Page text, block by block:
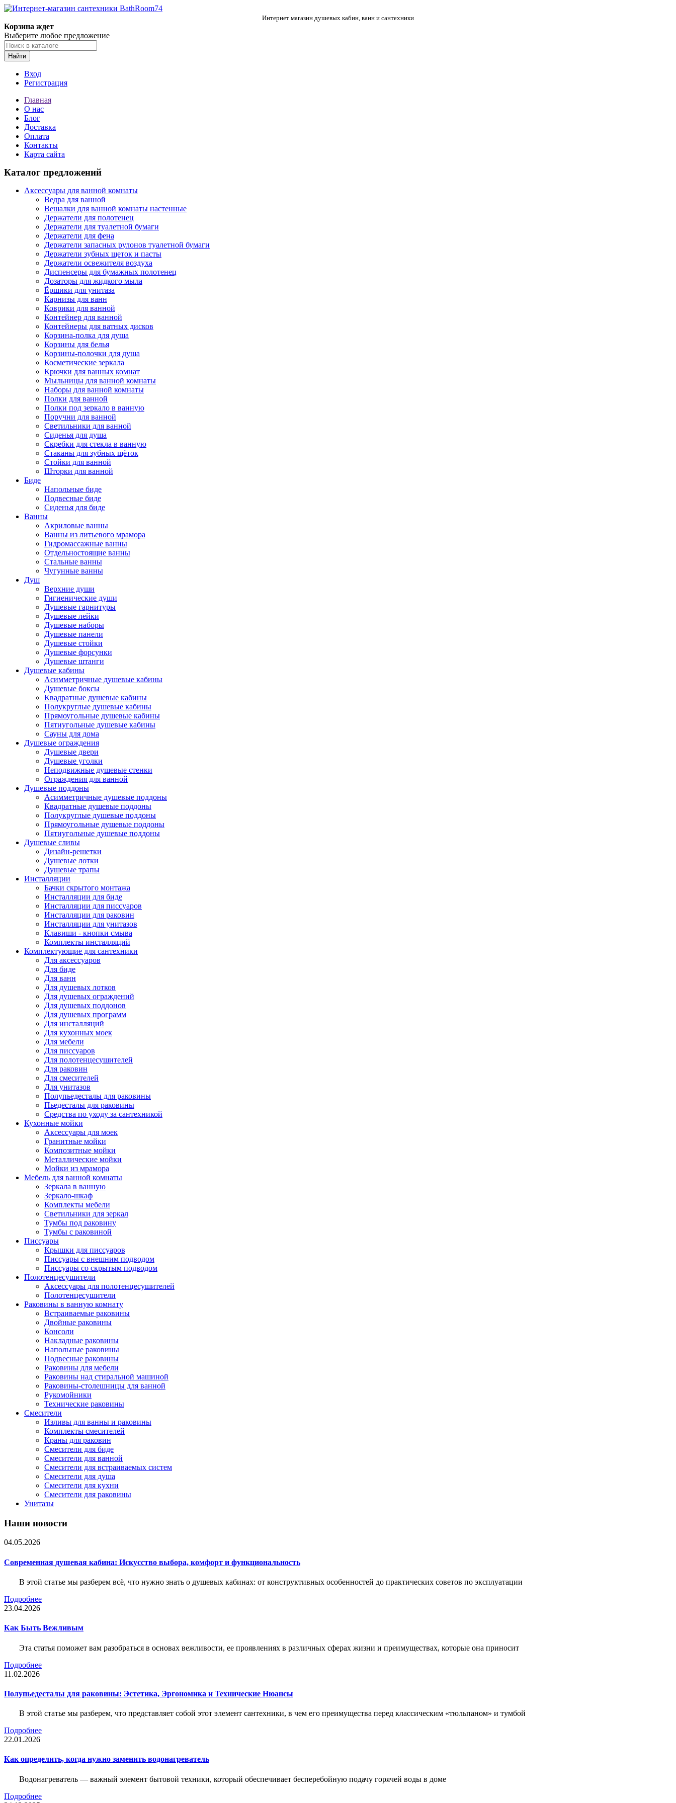
Интернет магазин душевых кабин, ванн и сантехники
Корзина ждет
Выберите любое предложение
Найти
Вход
Регистрация
Главная
О нас
Блог
Доставка
Оплата
Контакты
Карта сайта
Каталог предложений
Аксессуары для ванной комнаты
Ведра для ванной
Вешалки для ванной комнаты настенные
Держатели для полотенец
Держатели для туалетной бумаги
Держатели для фена
Держатели запасных рулонов туалетной бумаги
Держатели зубных щеток и пасты
Держатели освежителя воздуха
Диспенсеры для бумажных полотенец
Дозаторы для жидкого мыла
Ёршики для унитаза
Карнизы для ванн
Коврики для ванной
Контейнер для ванной
Контейнеры для ватных дисков
Корзина-полка для душа
Корзины для белья
Корзины-полочки для душа
Косметические зеркала
Крючки для ванных комнат
Мыльницы для ванной комнаты
Наборы для ванной комнаты
Полки для ванной
Полки под зеркало в ванную
Поручни для ванной
Светильники для ванной
Сиденья для душа
Скребки для стекла в ванную
Стаканы для зубных щёток
Стойки для ванной
Шторки для ванной
Биде
Напольные биде
Подвесные биде
Сиденья для биде
Ванны
Акриловые ванны
Ванны из литьевого мрамора
Гидромассажные ванны
Отдельностоящие ванны
Стальные ванны
Чугунные ванны
Душ
Верхние души
Гигиенические души
Душевые гарнитуры
Душевые лейки
Душевые наборы
Душевые панели
Душевые стойки
Душевые форсунки
Душевые штанги
Душевые кабины
Асимметричные душевые кабины
Душевые боксы
Квадратные душевые кабины
Полукруглые душевые кабины
Прямоугольные душевые кабины
Пятиугольные душевые кабины
Сауны для дома
Душевые ограждения
Душевые двери
Душевые уголки
Неподвижные душевые стенки
Ограждения для ванной
Душевые поддоны
Асимметричные душевые поддоны
Квадратные душевые поддоны
Полукруглые душевые поддоны
Прямоугольные душевые поддоны
Пятиугольные душевые поддоны
Душевые сливы
Дизайн-решетки
Душевые лотки
Душевые трапы
Инсталляции
Бачки скрытого монтажа
Инсталляции для биде
Инсталляции для писсуаров
Инсталляции для раковин
Инсталляции для унитазов
Клавиши - кнопки смыва
Комплекты инсталляций
Комплектующие для сантехники
Для аксессуаров
Для биде
Для ванн
Для душевых лотков
Для душевых ограждений
Для душевых поддонов
Для душевых программ
Для инсталляций
Для кухонных моек
Для мебели
Для писсуаров
Для полотенцесушителей
Для раковин
Для смесителей
Для унитазов
Полупьедесталы для раковины
Пьедесталы для раковины
Средства по уходу за сантехникой
Кухонные мойки
Аксессуары для моек
Гранитные мойки
Композитные мойки
Металлические мойки
Мойки из мрамора
Мебель для ванной комнаты
Зеркала в ванную
Зеркало-шкаф
Комплекты мебели
Светильники для зеркал
Тумбы под раковину
Тумбы с раковиной
Писсуары
Крышки для писсуаров
Писсуары с внешним подводом
Писсуары со скрытым подводом
Полотенцесушители
Аксессуары для полотенцесушителей
Полотенцесушители
Раковины в ванную комнату
Встраиваемые раковины
Двойные раковины
Консоли
Накладные раковины
Напольные раковины
Подвесные раковины
Раковины для мебели
Раковины над стиральной машиной
Раковины-столешницы для ванной
Рукомойники
Технические раковины
Смесители
Изливы для ванны и раковины
Комплекты смесителей
Краны для раковин
Смесители для биде
Смесители для ванной
Смесители для встраиваемых систем
Смесители для душа
Смесители для кухни
Смесители для раковины
Унитазы
Наши новости
04.05.2026
Современная душевая кабина: Искусство выбора, комфорт и функциональность
В этой статье мы разберем всё, что нужно знать о душевых кабинах: от конструктивных особенностей до практических советов по эксплуатации
Подробнее
23.04.2026
Как Быть Вежливым
Эта статья поможет вам разобраться в основах вежливости, ее проявлениях в различных сферах жизни и преимуществах, которые она приносит
Подробнее
11.02.2026
Полупьедесталы для раковины: Эстетика, Эргономика и Технические Нюансы
В этой статье мы разберем, что представляет собой этот элемент сантехники, в чем его преимущества перед классическим «тюльпаном» и тумбой
Подробнее
22.01.2026
Как определить, когда нужно заменить водонагреватель
Водонагреватель — важный элемент бытовой техники, который обеспечивает бесперебойную подачу горячей воды в доме
Подробнее